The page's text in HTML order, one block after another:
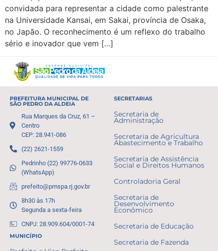
convidada para representar a cidade como palestrante
na Universidade Kansai, em Sakai, província de Osaka,
no Japão. O reconhecimento é um reflexo do trabalho
sério e inovador que vem […]
PREFEITURA MUNICIPAL DE
SÃO PEDRO DA ALDEIA
Rua Marques da Cruz, 61 –
Centro
CEP: 28.941-086
(22) 2621-1559
Pedrinho (22) 99776-0633
(WhatsApp)
prefeito@pmspa.rj.gov.br
8h30 às 17h
Segunda a sexta-feira
CNPJ: 28.909.604/0001-74
MUNICÍPIO
SECRETARIAS
Secretaria de
Administração
Secretaria de Agricultura
Abastecimento e Trabalho
Secretaria de Assistência
Social e Direitos Humanos
Controladoria Geral
Secretaria de
Desenvolvimento
Econômico
Secretaria de Educação
Secretaria de Fazenda